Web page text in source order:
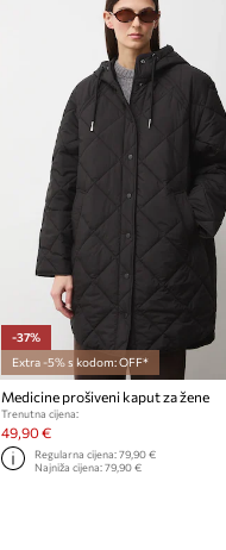
-37%
Extra -5% s kodom: OFF*
Medicine prošiveni kaput za žene
Trenutna cijena:
49,90 €
Regularna cijena: 79,90 €
Najniža cijena: 79,90 €